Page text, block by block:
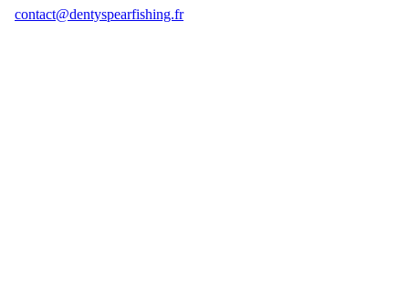
contact@dentyspearfishing.fr